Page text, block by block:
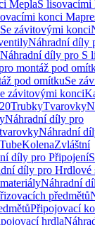
MeplaS
konci
Se závitovými konci
Náhradní díly
Náhradní díly pro S
montáž pod
pod omítkuSe
závitovými konci
TrubkyTvarovky
Náhradní díly pro
Náhradní
KolenaZvláštní
díly pro Připojení
díly pro Hrdlové
Náhradní
předmětů
Připojovací
hrdla